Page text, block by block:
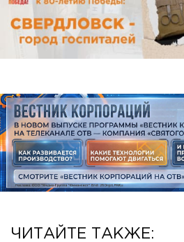
ЧИТАЙТЕ ТАКЖЕ: